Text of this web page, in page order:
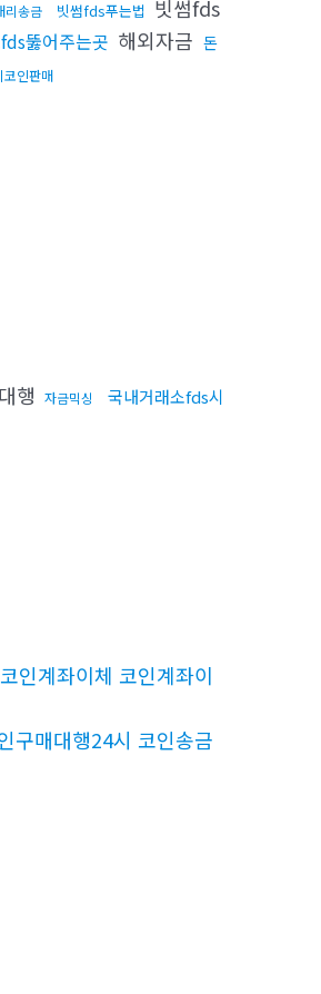
리송금 빗썸fds푸는법 빗썸fds
뚫어주는곳 해외자금 돈
코인판매
행 자금믹싱
국내거래소fds시
인계좌이체 코인계좌이
구매대행24시 코인송금